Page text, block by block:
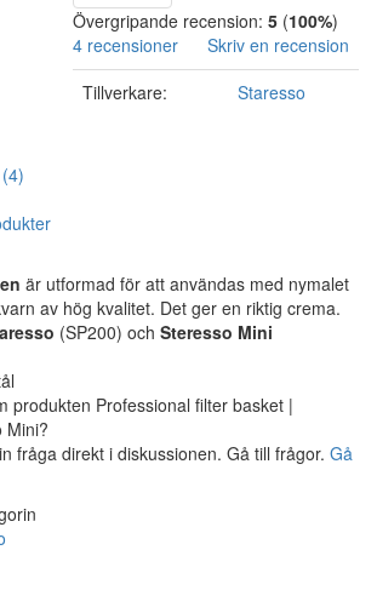
Övergripande recension: 5 (100%)
4 recensioner
Skriv en recension
Tillverkare:
Staresso
är utformad för att användas med nymalet
av hög kvalitet. Det ger en riktig crema.
(SP200) och Steresso Mini
produkten Professional filter basket |
Mini?
fråga direkt i diskussionen. Gå till frågor. Gå